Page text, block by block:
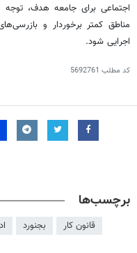
اجتماعی برای جامعه هدف، توجه
مناطق کمتر برخوردار و
اجرایی شود.
کد مطلب 5692761
برچسب‌ها
قانون کار بجنورد